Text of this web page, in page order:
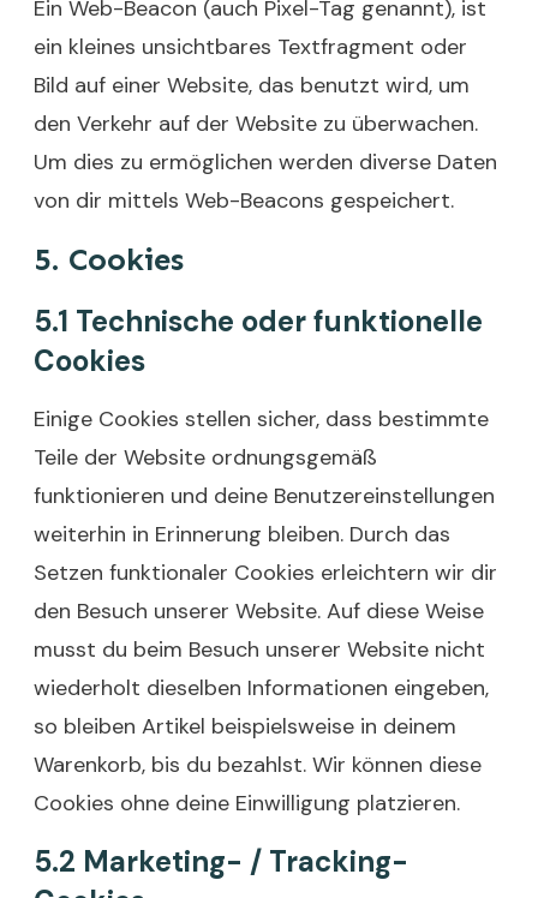
Ein Web-Beacon (auch Pixel-Tag genannt), ist
ein kleines unsichtbares Textfragment oder
Bild auf einer Website, das benutzt wird, um
den Verkehr auf der Website zu überwachen.
Um dies zu ermöglichen werden diverse Daten
von dir mittels Web-Beacons gespeichert.
5. Cookies
5.1 Technische oder funktionelle
Cookies
Einige Cookies stellen sicher, dass bestimmte
Teile der Website ordnungsgemäß
funktionieren und deine Benutzereinstellungen
weiterhin in Erinnerung bleiben. Durch das
Setzen funktionaler Cookies erleichtern wir dir
den Besuch unserer Website. Auf diese Weise
musst du beim Besuch unserer Website nicht
wiederholt dieselben Informationen eingeben,
so bleiben Artikel beispielsweise in deinem
Warenkorb, bis du bezahlst. Wir können diese
Cookies ohne deine Einwilligung platzieren.
5.2 Marketing- / Tracking-